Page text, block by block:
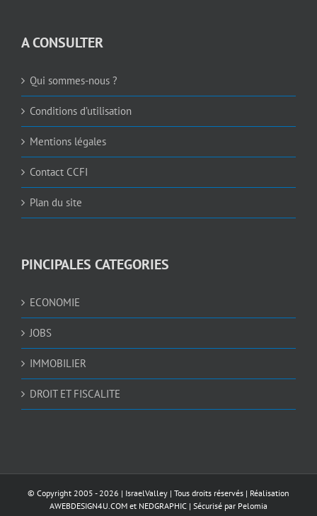
A CONSULTER
Qui sommes-nous ?
Conditions d’utilisation
Mentions légales
Contact CCFI
Plan du site
PINCIPALES CATEGORIES
ECONOMIE
JOBS
IMMOBILIER
DROIT ET FISCALITE
© Copyright 2005 -2026 | IsraelValley | Tous droits réservés | Réalisation
AWEBDESIGN4U.COM et NEDGRAPHIC | Sécurisé par Pelomia